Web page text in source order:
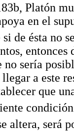
Platón
en el
si de ésta no
no sería
a este
que
altera, será